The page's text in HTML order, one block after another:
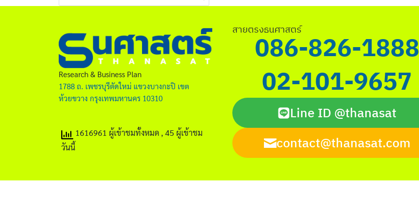
for:
for:
Research & Business Plan
1788 ถ. เพชรบุรีตัดใหม่ แขวงบางกะปิ เขต
ห้วยขวาง กรุงเทพมหานคร 10310
1616961 ผู้เข้าชมทั้งหมด , 45 ผู้เข้าชม
วันนี้
สายตรงธนศาสตร์
086-826-1888
02-101-9657
Line ID @thanasat
contact@thanasat.com